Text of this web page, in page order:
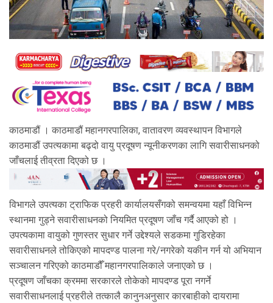
काठमाडौं । काठमाडौं महानगरपालिका, वातावरण व्यवस्थापन विभागले
काठमाडौं उपत्यकामा बढ्दो वायु प्रदूषण न्यूनीकरणका लागि सवारीसाधनको
जाँचलाई तीव्रता दिएको छ ।
विभागले उपत्यका ट्राफिक प्रहरी कार्यालयसँगको समन्वयमा यहाँ विभिन्न
स्थानमा गुड्ने सवारीसाधनको नियमित प्रदूषण जाँच गर्दै आएको हो ।
उपत्यकामा वायुको गुणस्तर सुधार गर्ने उद्देश्यले सडकमा गुडिरहेका
सवारीसाधनले तोकिएको मापदण्ड पालना गरे/नगरेको यकीन गर्न यो अभियान
सञ्चालन गरिएको काठमाडौँ महानगरपालिकाले जनाएको छ ।
प्रदूषण जाँचका क्रममा सरकारले तोकेको मापदण्ड पूरा नगर्ने
सवारीसाधनलाई प्रहरीले तत्कालै कानुनअनुसार कारबाहीको दायरामा